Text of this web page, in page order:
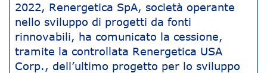
2022, Renergetica SpA, società operante
nello sviluppo di progetti da fonti
rinnovabili, ha comunicato la cessione,
tramite la controllata Renergetica USA
Corp., dell’ultimo progetto per lo sviluppo